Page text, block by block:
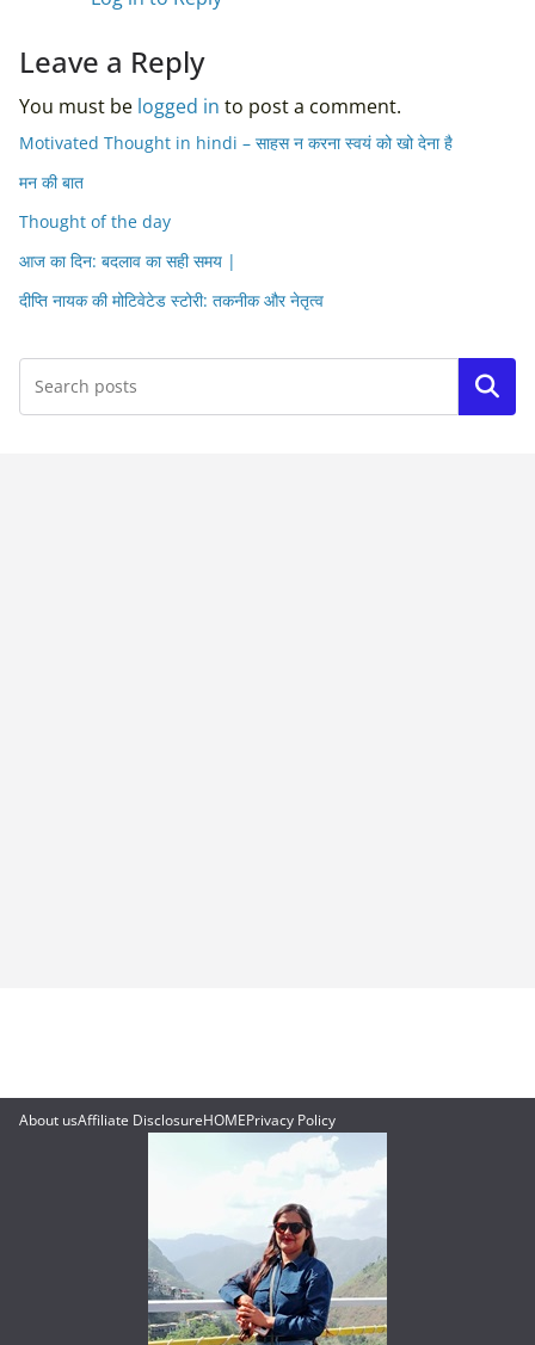
Leave a Reply
You must be logged in to post a comment.
Motivated Thought in hindi – साहस न करना स्वयं को खो देना है
मन की बात
Thought of the day
आज का दिन: बदलाव का सही समय |
दीप्ति नायक की मोटिवेटेड स्टोरी: तकनीक और नेतृत्व
Search
About usAffiliate DisclosureHOMEPrivacy Policy